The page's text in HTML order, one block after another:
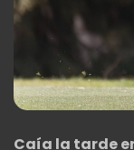
Caía la tarde